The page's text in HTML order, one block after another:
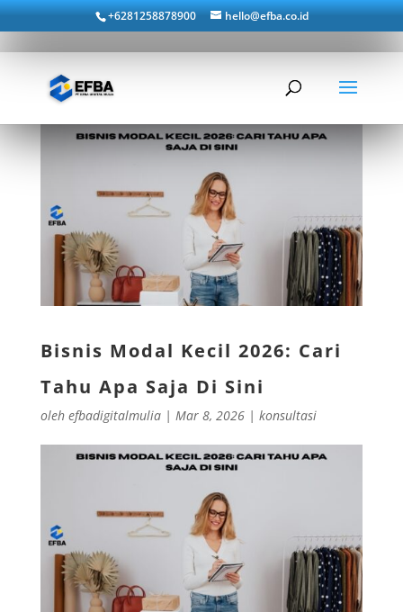
+6281258878900 hello@efba.co.id
Bisnis Modal Kecil 2026: Cari
Tahu Apa Saja Di Sini
oleh efbadigitalmulia| Mar 8, 2026| konsultasi